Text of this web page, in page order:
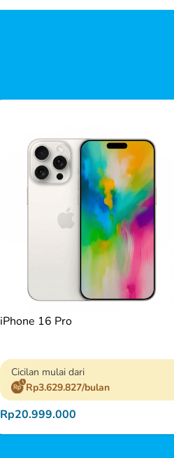
iPhone 16 Pro
Cicilan mulai dari
Rp3.629.827/bulan
Rp20.999.000